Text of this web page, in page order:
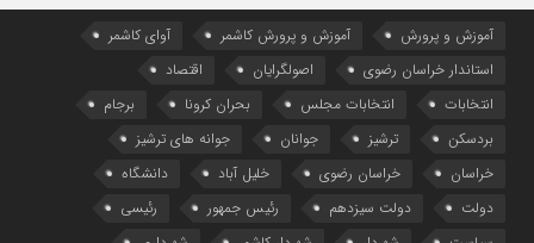
آموزش و پرورش آموزش و پرورش کاشمر
آوای کاشمر
استاندار خراسان رضوی
اصولگرایان
اقتصاد
انتخابات
انتخابات مجلس بحران کرونا
برجام
بردسکن
ترشیز جوانان
جوانه های ترشیز
خراسان
خراسان رضوی خلیل آباد
دانشگاه
دولت
دولت سیزدهم رئیس جمهور
رئیسی